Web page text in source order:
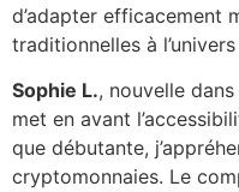
d’adapter efficacement
traditionnelles à
Sophie L., nouvelle
met en avant
que débutante,
cryptomonnaies. Le